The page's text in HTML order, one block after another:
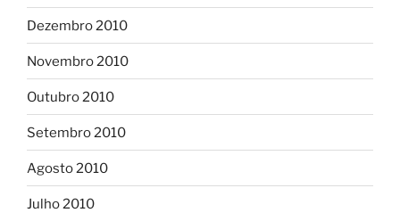
Dezembro 2010
Novembro 2010
Outubro 2010
Setembro 2010
Agosto 2010
Julho 2010